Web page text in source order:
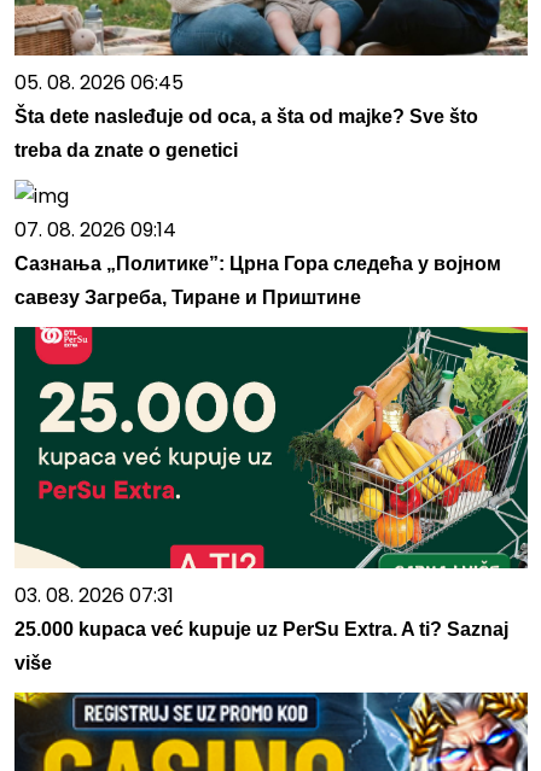
05. 08. 2026 06:45
Šta dete nasleđuje od oca, a šta od majke? Sve što
treba da znate o genetici
07. 08. 2026 09:14
Сазнања „Политике”: Црна Гора следећа у војном
савезу Загреба, Тиране и Приштине
03. 08. 2026 07:31
25.000 kupaca već kupuje uz PerSu Extra. A ti? Saznaj
više